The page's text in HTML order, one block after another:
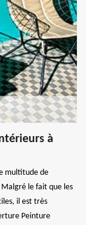
à
multitude de
le fait que les
il est très
Peinture